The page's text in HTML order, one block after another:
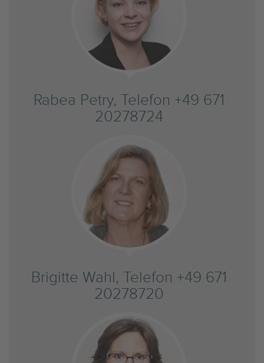
Rabea Petry, Telefon +49 671
20278724
Brigitte Wahl, Telefon +49 671
20278720